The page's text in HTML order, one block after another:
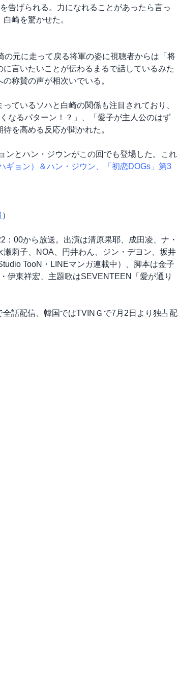
告げられる。力になれることがあったら言っ
崎を驚かせた。
元に走って戻る将軍の姿に視聴者からは「将
言いたいことが伝わるまるで話しているみた
称賛の声が相次いでいる。
ているソハと白崎の関係も注目されており、
なるパターン！？」、「愛子が主人公のはず
を高める反応が聞かれた。
ンとハン・ジウンがこの回でも登場した。これ
ギョン）＆ハン・ジウン、「初恋DOGs」第3
）
00から放送。出演は清原果耶、成田凌、ナ・
莉子、NOA、円井わん、ジン・デヨン、坂井
TooN・LINEマンガ連載中）、脚本は金子
伊東祥宏、主題歌はSEVENTEEN「愛が通り
話配信、韓国ではTVINＧで7月2日より独占配